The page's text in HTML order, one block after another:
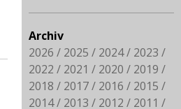
Archiv
2026
2025 2024
2023
2022
2021 2020
2019
2018
2017 2016
2015
2014
2013 2012
2011